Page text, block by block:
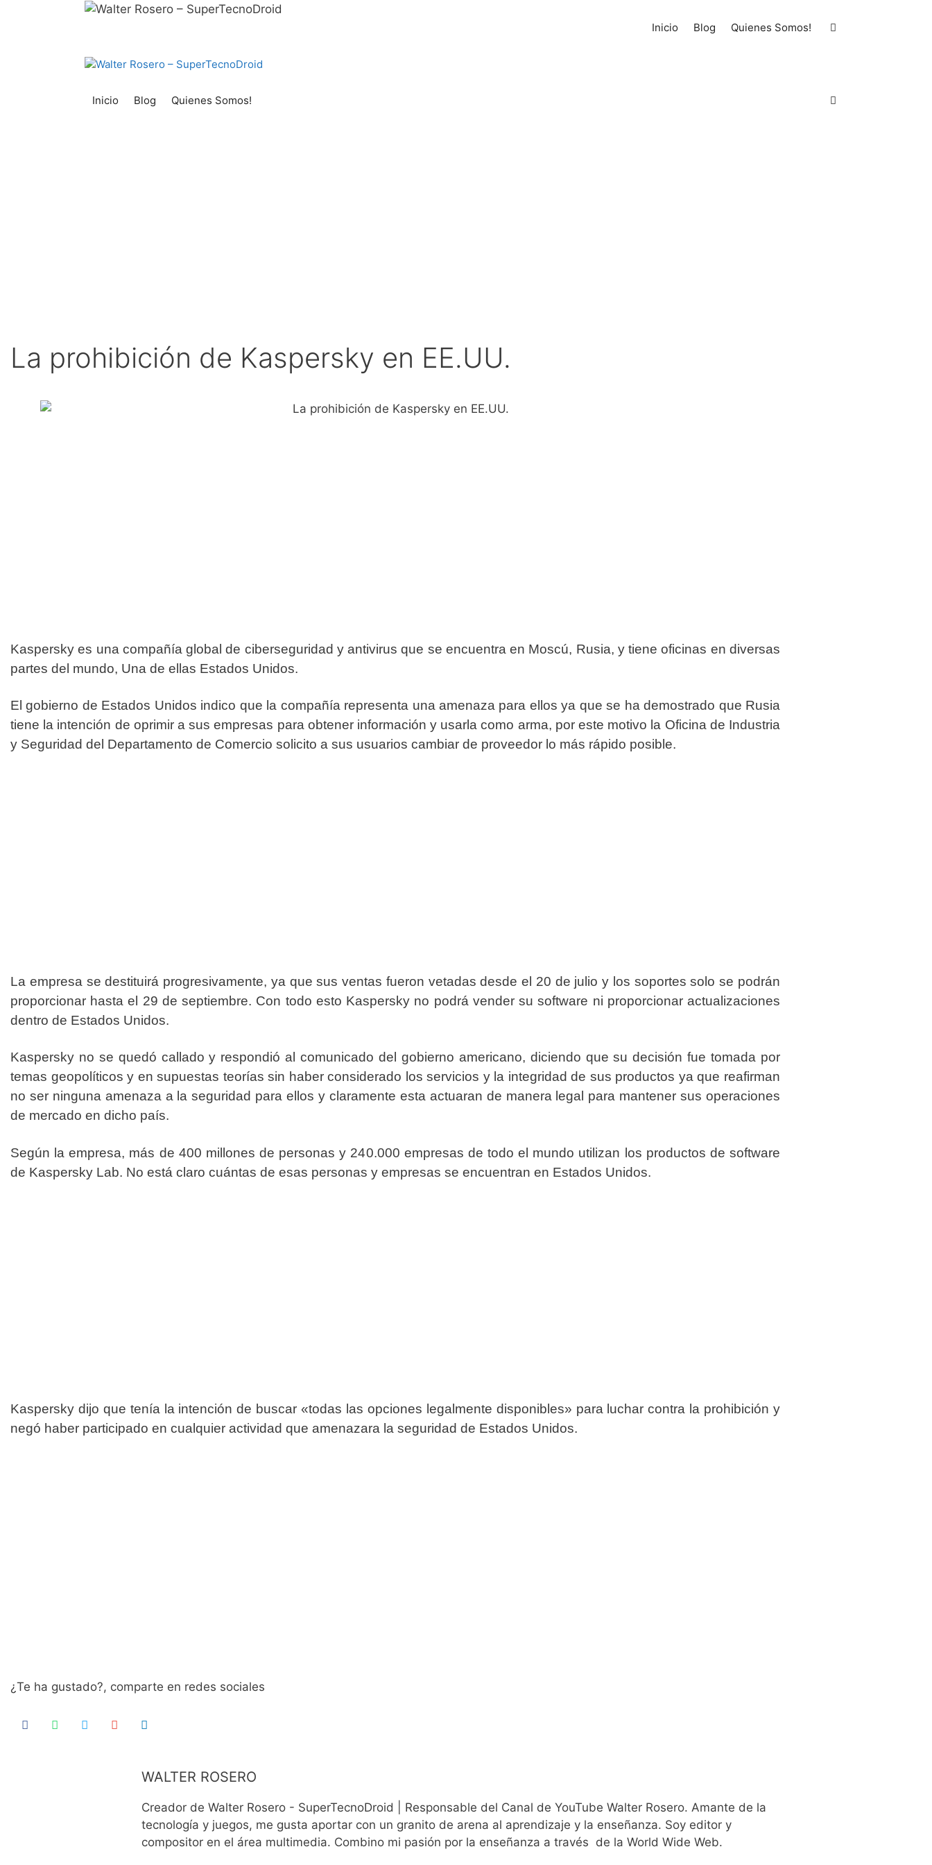
Inicio Blog Quienes Somos!
Inicio Blog Quienes Somos!
La prohibición de Kaspersky en EE.UU.
Kaspersky es una compañía global de ciberseguridad y antivirus que se encuentra en Moscú, Rusia, y tiene oficinas en diversas
partes del mundo, Una de ellas Estados Unidos.
El gobierno de Estados Unidos indico que la compañía representa una amenaza para ellos ya que se ha demostrado que Rusia
tiene la intención de oprimir a sus empresas para obtener información y usarla como arma, por este motivo la Oficina de Industria
y Seguridad del Departamento de Comercio solicito a sus usuarios cambiar de proveedor lo más rápido posible.
La empresa se destituirá progresivamente, ya que sus ventas fueron vetadas desde el 20 de julio y los soportes solo se podrán
proporcionar hasta el 29 de septiembre. Con todo esto Kaspersky no podrá vender su software ni proporcionar actualizaciones
dentro de Estados Unidos.
Kaspersky no se quedó callado y respondió al comunicado del gobierno americano, diciendo que su decisión fue tomada por
temas geopolíticos y en supuestas teorías sin haber considerado los servicios y la integridad de sus productos ya que reafirman
no ser ninguna amenaza a la seguridad para ellos y claramente esta actuaran de manera legal para mantener sus operaciones
de mercado en dicho país.
Según la empresa, más de 400 millones de personas y 240.000 empresas de todo el mundo utilizan los productos de software
de Kaspersky Lab. No está claro cuántas de esas personas y empresas se encuentran en Estados Unidos.
Kaspersky dijo que tenía la intención de buscar «todas las opciones legalmente disponibles» para luchar contra la prohibición y
negó haber participado en cualquier actividad que amenazara la seguridad de Estados Unidos.
¿Te ha gustado?, comparte en redes sociales
WALTER ROSERO
Creador de Walter Rosero - SuperTecnoDroid | Responsable del Canal de YouTube Walter Rosero. Amante de la
tecnología y juegos, me gusta aportar con un granito de arena al aprendizaje y la enseñanza. Soy editor y
compositor en el área multimedia. Combino mi pasión por la enseñanza a través de la World Wide Web.